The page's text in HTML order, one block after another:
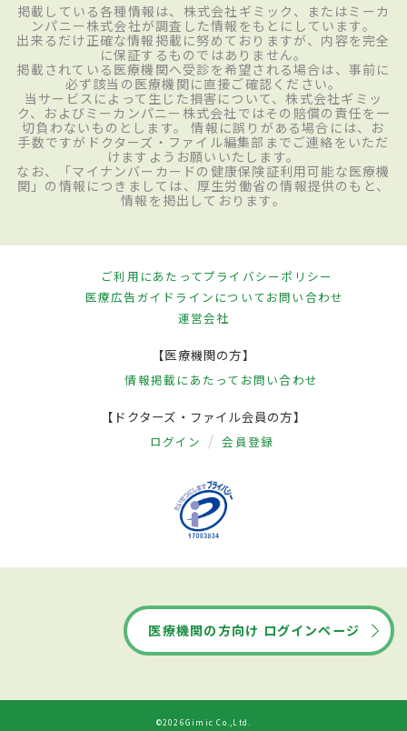
掲載している各種情報は、株式会社ギミック、またはミーカ
ンパニー株式会社が調査した情報をもとにしています。
出来るだけ正確な情報掲載に努めておりますが、内容を完全
に保証するものではありません。
掲載されている医療機関へ受診を希望される場合は、事前に
必ず該当の医療機関に直接ご確認ください。
当サービスによって生じた損害について、株式会社ギミッ
ク、およびミーカンパニー株式会社ではその賠償の責任を一
切負わないものとします。 情報に誤りがある場合には、お
手数ですがドクターズ・ファイル編集部までご連絡をいただ
けますようお願いいたします。
なお、「マイナンバーカードの健康保険証利用可能な医療機
関」の情報につきましては、厚生労働省の情報提供のもと、
情報を掲出しております。
ご利用にあたってプライバシーポリシー
医療広告ガイドラインについてお問い合わせ
運営会社
【医療機関の方】
情報掲載にあたって お問い合わせ
【ドクターズ・ファイル会員の方】
ログイン 会員登録
医療機関の方向け ログインページ
©2026Gimic Co.,Ltd.